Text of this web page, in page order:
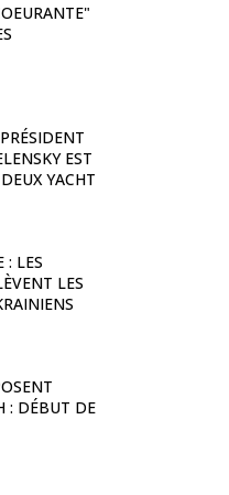
EST
YACHT
: LES
LES
: DÉBUT DE